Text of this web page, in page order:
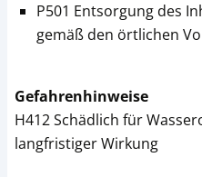
P501 Entsorgung des
gemäß den örtlichen
Gefahrenhinweise
H412 Schädlich für
langfristiger Wirkung